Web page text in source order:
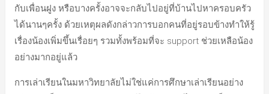
กับเพื่อนฝูง หรือบางครั้งอาจจะกลับไปอยู่ที่บ้านไปหาครอบครัว
ได้นานๆครั้ง ด้วยเหตุผลดังกล่าวการบอกคนที่อยู่รอบข้างทำให้รู้
เรื่องน้องเพิ่มขึ้นเรื่อยๆ รวมทั้งพร้อมที่จะ support ช่วยเหลือน้อง
อย่างมากอยู่แล้ว
การเล่าเรียนในมหาวิทยาลัยไม่ใช่แค่การศึกษาเล่าเรียนอย่าง